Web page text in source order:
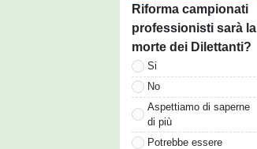
Riforma campionati
professionisti sarà la
morte dei Dilettanti?
Si
No
Aspettiamo di saperne
di più
Potrebbe essere